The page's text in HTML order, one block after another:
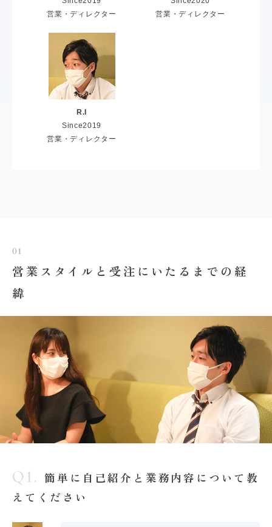
営業・ディレクター
営業・ディレクター
R.I
Since2019
営業・ディレクター
01
営業スタイルと受注にいたるまでの経
緯
Q1. 簡単に自己紹介と業務内容について教
えてください